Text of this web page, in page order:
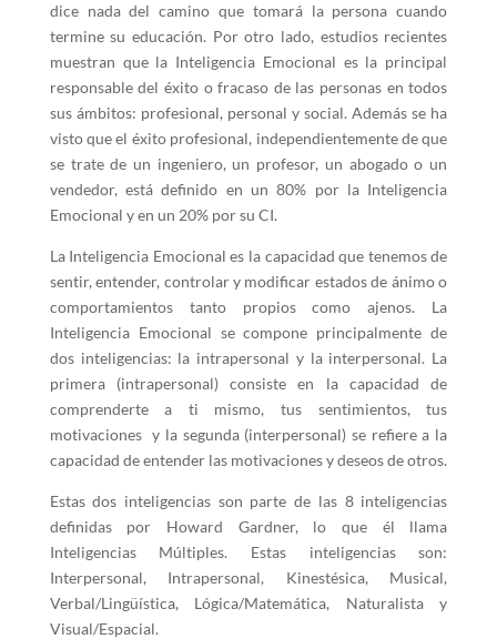
dice nada del camino que tomará la persona cuando
termine su educación. Por otro lado, estudios recientes
muestran que la Inteligencia Emocional es la principal
responsable del éxito o fracaso de las personas en todos
sus ámbitos: profesional, personal y social. Además se ha
visto que el éxito profesional, independientemente de que
se trate de un ingeniero, un profesor, un abogado o un
vendedor, está definido en un 80% por la Inteligencia
Emocional y en un 20% por su CI.
La Inteligencia Emocional es la capacidad que tenemos de
sentir, entender, controlar y modificar estados de ánimo o
comportamientos tanto propios como ajenos. La
Inteligencia Emocional se compone principalmente de
dos inteligencias: la intrapersonal y la interpersonal. La
primera (intrapersonal) consiste en la capacidad de
comprenderte a ti mismo, tus sentimientos, tus
motivaciones y la segunda (interpersonal) se refiere a la
capacidad de entender las motivaciones y deseos de otros.
Estas dos inteligencias son parte de las 8 inteligencias
definidas por Howard Gardner, lo que él llama
Inteligencias Múltiples. Estas inteligencias son:
Interpersonal, Intrapersonal, Kinestésica, Musical,
Verbal/Lingüística, Lógica/Matemática, Naturalista y
Visual/Espacial.